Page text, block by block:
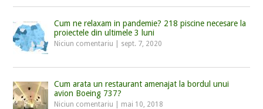
Cum ne relaxam in pandemie? 218 piscine necesare la
proiectele din ultimele 3 luni
Niciun comentariu sept. 7, 2020
Cum arata un restaurant amenajat la bordul unui
avion Boeing 737?
Niciun comentariu mai 10, 2018